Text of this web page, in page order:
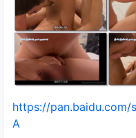
https://pan.baidu.com/
A